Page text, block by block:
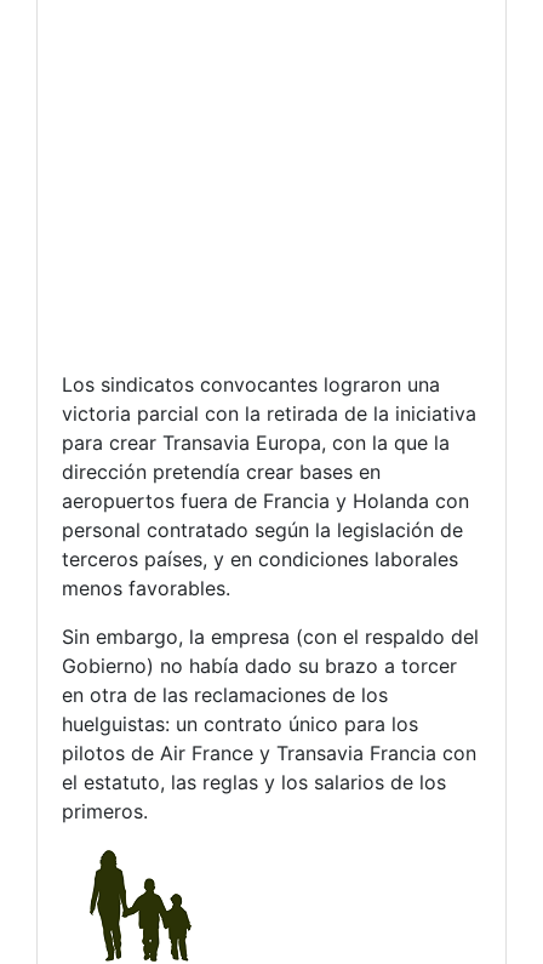
Los sindicatos convocantes lograron una
victoria parcial con la retirada de la iniciativa
para crear Transavia Europa, con la que la
dirección pretendía crear bases en
aeropuertos fuera de Francia y Holanda con
personal contratado según la legislación de
terceros países, y en condiciones laborales
menos favorables.
Sin embargo, la empresa (con el respaldo del
Gobierno) no había dado su brazo a torcer
en otra de las reclamaciones de los
huelguistas: un contrato único para los
pilotos de Air France y Transavia Francia con
el estatuto, las reglas y los salarios de los
primeros.